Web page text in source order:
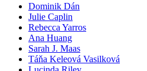
Dominik Dán
Julie Caplin
Rebecca Yarros
Ana Huang
Sarah J. Maas
Táňa Keleová Vasilková